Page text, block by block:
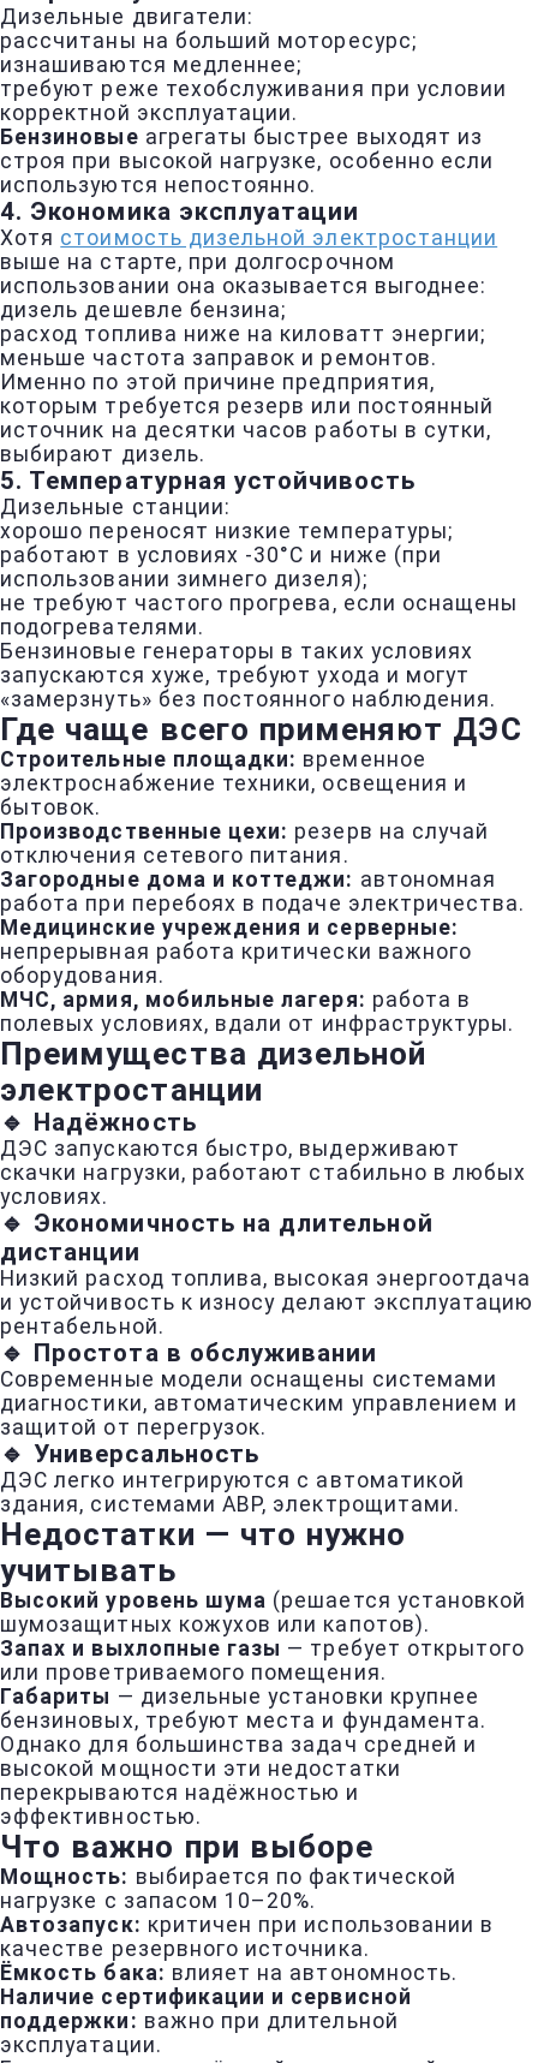
Дизельные двигатели:
рассчитаны на больший моторесурс;
изнашиваются медленнее;
требуют реже техобслуживания при условии
корректной эксплуатации.
Бензиновые агрегаты быстрее выходят из
строя при высокой нагрузке, особенно если
используются непостоянно.
4. Экономика эксплуатации
Хотя стоимость дизельной электростанции
выше на старте, при долгосрочном
использовании она оказывается выгоднее:
дизель дешевле бензина;
расход топлива ниже на киловатт энергии;
меньше частота заправок и ремонтов.
Именно по этой причине предприятия,
которым требуется резерв или постоянный
источник на десятки часов работы в сутки,
выбирают дизель.
5. Температурная устойчивость
Дизельные станции:
хорошо переносят низкие температуры;
работают в условиях -30°C и ниже (при
использовании зимнего дизеля);
не требуют частого прогрева, если оснащены
подогревателями.
Бензиновые генераторы в таких условиях
запускаются хуже, требуют ухода и могут
«замерзнуть» без постоянного наблюдения.
Где чаще всего применяют ДЭС
Строительные площадки: временное
электроснабжение техники, освещения и
бытовок.
Производственные цехи: резерв на случай
отключения сетевого питания.
Загородные дома и коттеджи: автономная
работа при перебоях в подаче электричества.
Медицинские учреждения и серверные:
непрерывная работа критически важного
оборудования.
МЧС, армия, мобильные лагеря: работа в
полевых условиях, вдали от инфраструктуры.
Преимущества дизельной
электростанции
🔹 Надёжность
ДЭС запускаются быстро, выдерживают
скачки нагрузки, работают стабильно в любых
условиях.
🔹 Экономичность на длительной
дистанции
Низкий расход топлива, высокая энергоотдача
и устойчивость к износу делают эксплуатацию
рентабельной.
🔹 Простота в обслуживании
Современные модели оснащены системами
диагностики, автоматическим управлением и
защитой от перегрузок.
🔹 Универсальность
ДЭС легко интегрируются с автоматикой
здания, системами АВР, электрощитами.
Недостатки — что нужно
учитывать
Высокий уровень шума (решается установкой
шумозащитных кожухов или капотов).
Запах и выхлопные газы — требует открытого
или проветриваемого помещения.
Габариты — дизельные установки крупнее
бензиновых, требуют места и фундамента.
Однако для большинства задач средней и
высокой мощности эти недостатки
перекрываются надёжностью и
эффективностью.
Что важно при выборе
Мощность: выбирается по фактической
нагрузке с запасом 10–20%.
Автозапуск: критичен при использовании в
качестве резервного источника.
Ёмкость бака: влияет на автономность.
Наличие сертификации и сервисной
поддержки: важно при длительной
эксплуатации.